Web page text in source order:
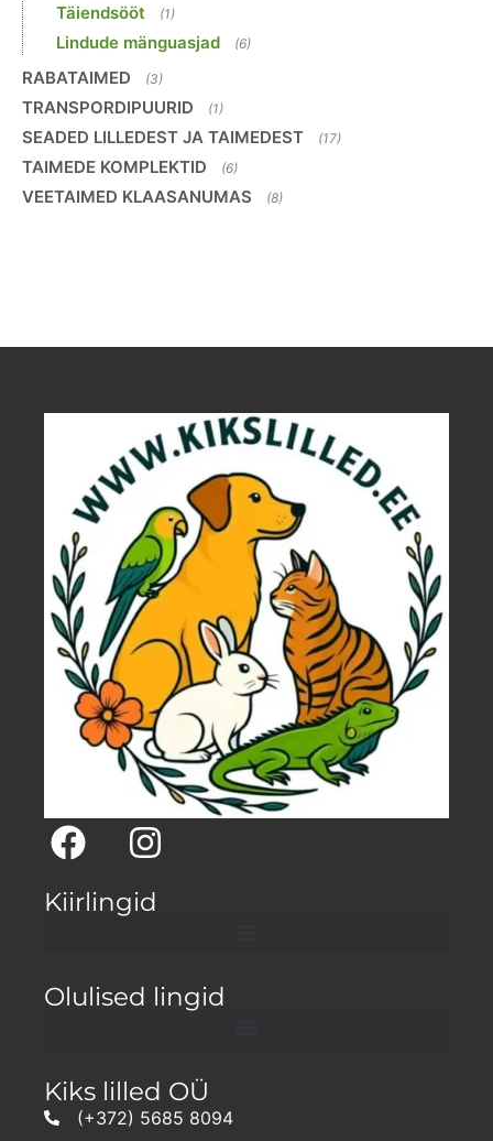
Täiendsööt (1)
Lindude mänguasjad (6)
RABATAIMED (3)
TRANSPORDIPUURID (1)
SEADED LILLEDEST JA TAIMEDEST (17)
TAIMEDE KOMPLEKTID (6)
VEETAIMED KLAASANUMAS (8)
Kiirlingid
Olulised lingid
Kiks lilled OÜ
(+372) 5685 8094